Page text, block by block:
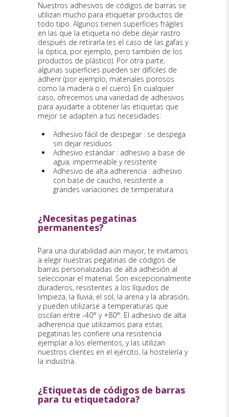
Nuestros adhesivos de códigos de barras se
utilizan mucho para etiquetar productos de
todo tipo. Algunos tienen superficies frágiles
en las que la etiqueta no debe dejar rastro
después de retirarla (es el caso de las gafas y
la óptica, por ejemplo, pero también de los
productos de plástico). Por otra parte,
algunas superficies pueden ser difíciles de
adherir (por ejemplo, materiales porosos
como la madera o el cuero). En cualquier
caso, ofrecemos una variedad de adhesivos
para ayudarte a obtener las etiquetas que
mejor se adapten a tus necesidades:
Adhesivo fácil de despegar : se despega
sin dejar residuos
Adhesivo estándar : adhesivo a base de
agua, impermeable y resistente
Adhesivo de alta adherencia : adhesivo
con base de caucho, resistente a
grandes variaciones de temperatura
¿Necesitas pegatinas
permanentes?
Para una durabilidad aún mayor, te invitamos
a elegir nuestras pegatinas de códigos de
barras personalizadas de alta adhesión al
seleccionar el material. Son excepcionalmente
duraderos, resistentes a los líquidos de
limpieza, la lluvia, el sol, la arena y la abrasión,
y pueden utilizarse a temperaturas que
oscilan entre -40° y +80°. El adhesivo de alta
adherencia que utilizamos para estas
pegatinas les confiere una resistencia
ejemplar a los elementos, y las utilizan
nuestros clientes en el ejército, la hostelería y
la industria.
¿Etiquetas de códigos de barras
para tu etiquetadora?